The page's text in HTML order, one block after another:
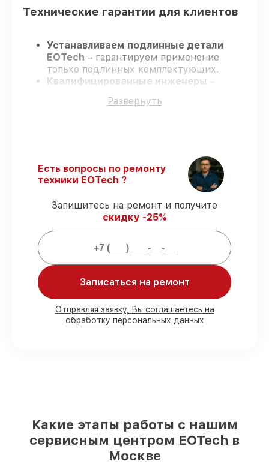
Технические гарантии для клиентов
Устанавливаем подлинные детали
EOTech – гарантируем применение
только подлинных комплектующих.
Квалифицированные инженеры –
подтверждает уровень их
строго по договоренности.
Официальная гарантия
– все
ремонтные услуги и комплектующие
защищены официальной гарантией
Мы гарантируем:
заказов выполняем в вашем
90%комплектующих EOTech имеются на
складе в Москве, остальные поступают
Развернуть
Есть вопросы по ремонту
техники EOTech ?
Запишитесь на ремонт и получите
скидку -25%
Записаться на ремонт
Отправляя заявку, Вы соглашаетесь на
обработку персональных данных
Какие этапы работы с нашим
сервисным центром EOTech в
Москве